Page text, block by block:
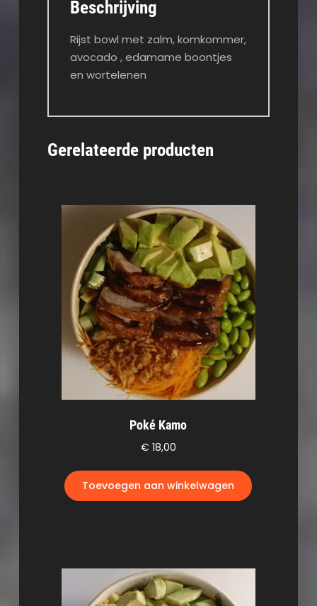
Beschrijving
Rijst bowl met zalm, komkommer,
avocado , edamame boontjes
en wortelenen
Gerelateerde producten
Poké Kamo
€ 18,00
Toevoegen aan winkelwagen